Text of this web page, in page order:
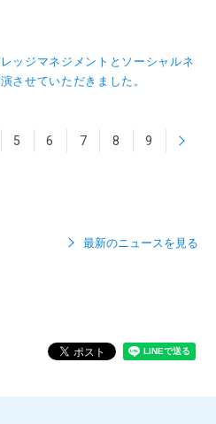
ッジマネジメントとソーシャルネ
させていただきました。
5 6 7 8 9
最新のニュースを見る